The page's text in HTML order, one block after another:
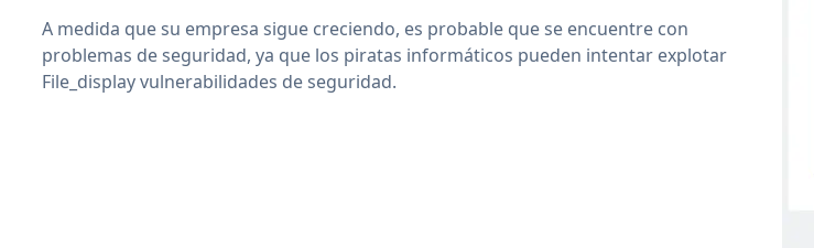
A medida que su empresa sigue creciendo, es probable que se encuentre con
problemas de seguridad, ya que los piratas informáticos pueden intentar explotar
File_display vulnerabilidades de seguridad.